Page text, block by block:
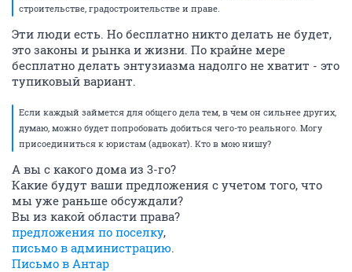
строительстве, градостроительстве и праве.
Эти люди есть. Но бесплатно никто делать не будет,
это законы и рынка и жизни. По крайне мере
бесплатно делать энтузиазма надолго не хватит - это
тупиковый вариант.
Если каждый займется для общего дела тем, в чем он сильнее других,
думаю, можно будет попробовать добиться чего-то реального. Могу
присоединиться к юристам (адвокат). Кто в мою нишу?
А вы с какого дома из 3-го?
Какие будут ваши предложения с учетом того, что
мы уже раньше обсуждали?
Вы из какой области права?
предложения по поселку,
письмо в администрацию.
Письмо в Антар